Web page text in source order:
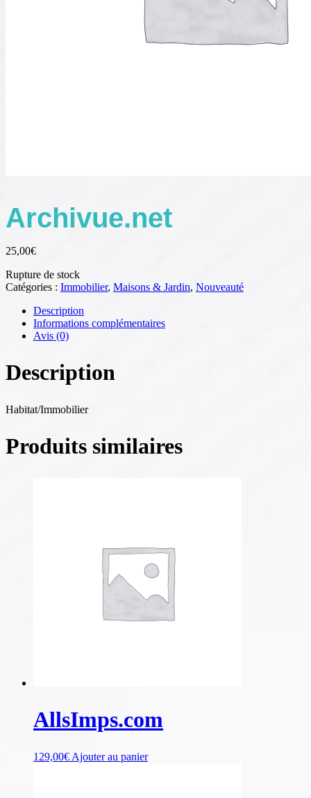
Archivue.net
25,00€
Rupture de stock
Catégories : Immobilier, Maisons & Jardin, Nouveauté
Description
Informations complémentaires
Avis (0)
Description
Habitat/Immobilier
Produits similaires
AllsImps.com
129,00€ Ajouter au panier